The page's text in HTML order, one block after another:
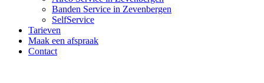
Banden Service in Zevenbergen
SelfService
Tarieven
Maak een afspraak
Contact